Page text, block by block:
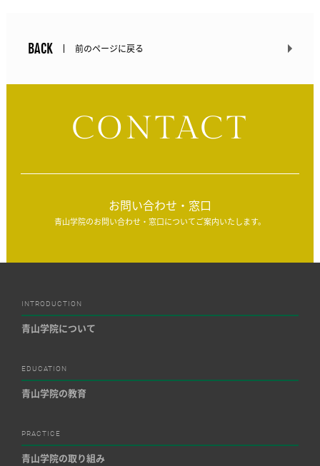
BACK 前のページに戻る
CONTACT
お問い合わせ・窓口
青山学院のお問い合わせ・窓口についてご案内いたします。
INTRODUCTION
青山学院について
EDUCATION
青山学院の教育
PRACTICE
青山学院の取り組み